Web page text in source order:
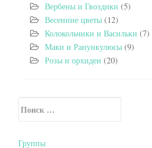
Вербены и Гвоздики (5)
Весенние цветы (12)
Колокольчики и Васильки (7)
Маки и Ранункулюсы (9)
Розы и орхидеи (20)
Secondary Sidebar
Искать:
Группы